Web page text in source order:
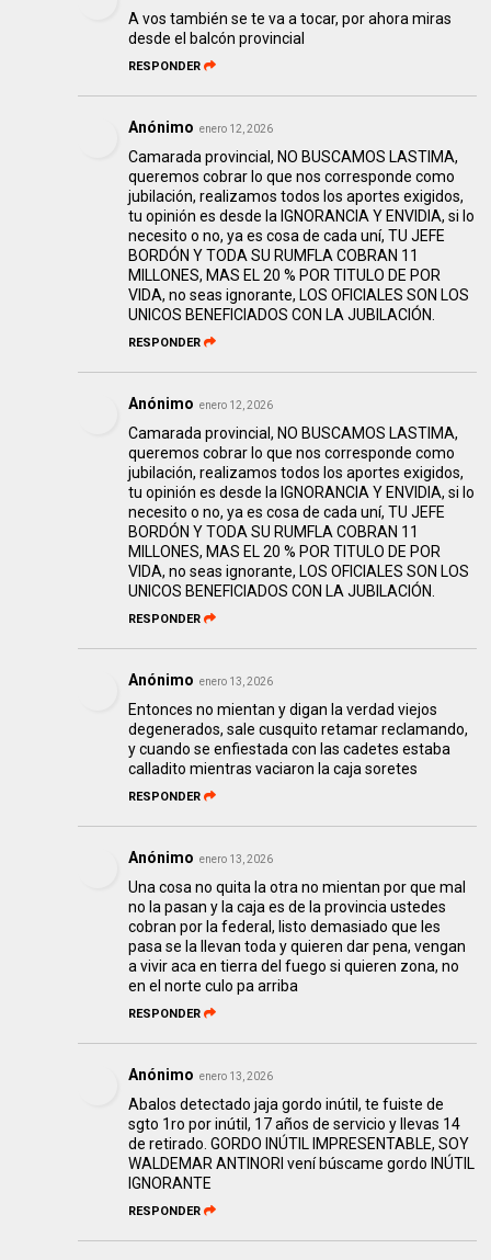
A vos también se te va a tocar, por ahora miras
desde el balcón provincial
RESPONDER
Anónimo enero 12, 2026
Camarada provincial, NO BUSCAMOS LASTIMA,
queremos cobrar lo que nos corresponde como
jubilación, realizamos todos los aportes exigidos,
tu opinión es desde la IGNORANCIA Y ENVIDIA, si lo
necesito o no, ya es cosa de cada uní, TU JEFE
BORDÓN Y TODA SU RUMFLA COBRAN 11
MILLONES, MAS EL 20 % POR TITULO DE POR
VIDA, no seas ignorante, LOS OFICIALES SON LOS
UNICOS BENEFICIADOS CON LA JUBILACIÓN.
RESPONDER
Anónimo enero 12, 2026
Camarada provincial, NO BUSCAMOS LASTIMA,
queremos cobrar lo que nos corresponde como
jubilación, realizamos todos los aportes exigidos,
tu opinión es desde la IGNORANCIA Y ENVIDIA, si lo
necesito o no, ya es cosa de cada uní, TU JEFE
BORDÓN Y TODA SU RUMFLA COBRAN 11
MILLONES, MAS EL 20 % POR TITULO DE POR
VIDA, no seas ignorante, LOS OFICIALES SON LOS
UNICOS BENEFICIADOS CON LA JUBILACIÓN.
RESPONDER
Anónimo enero 13, 2026
Entonces no mientan y digan la verdad viejos
degenerados, sale cusquito retamar reclamando,
y cuando se enfiestada con las cadetes estaba
calladito mientras vaciaron la caja soretes
RESPONDER
Anónimo enero 13, 2026
Una cosa no quita la otra no mientan por que mal
no la pasan y la caja es de la provincia ustedes
cobran por la federal, listo demasiado que les
pasa se la llevan toda y quieren dar pena, vengan
a vivir aca en tierra del fuego si quieren zona, no
en el norte culo pa arriba
RESPONDER
Anónimo enero 13, 2026
Abalos detectado jaja gordo inútil, te fuiste de
sgto 1ro por inútil, 17 años de servicio y llevas 14
de retirado. GORDO INÚTIL IMPRESENTABLE, SOY
WALDEMAR ANTINORI vení búscame gordo INÚTIL
IGNORANTE
RESPONDER